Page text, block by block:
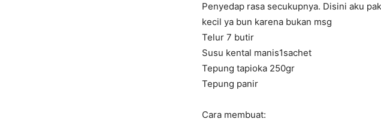
Penyedap rasa secukupnya. Disini aku
kecil ya bun karena bukan msg
Telur 7 butir
Susu kental manis1sachet
Tepung tapioka 250gr
Tepung panir
Cara membuat: